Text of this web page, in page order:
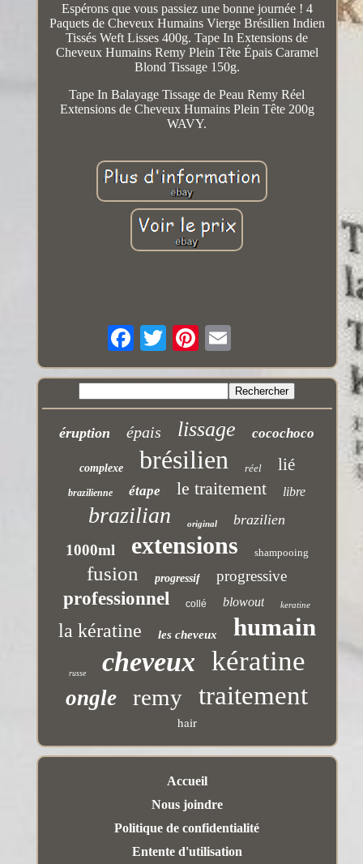
Espérons que vous passiez une bonne journée ! 4
Paquets de Cheveux Humains Vierge Brésilien Indien
Tissés Weft Lisses 400g. Tape In Extensions de
Cheveux Humains Remy Plein Tête Épais Caramel
Blond Tissage 150g.
Tape In Balayage Tissage de Peau Remy Réel
Extensions de Cheveux Humains Plein Tête 200g
WAVY.
éruption épais lissage cocochoco
complexe brésilien réel lié
brazilienne étape le traitement libre
brazilian original brazilien
1000ml extensions shampooing
fusion progressif progressive
professionnel collé blowout keratine
la kératine les cheveux humain
russe cheveux kératine
ongle remy traitement
hair
Accueil
Nous joindre
Politique de confidentialité
Entente d'utilisation